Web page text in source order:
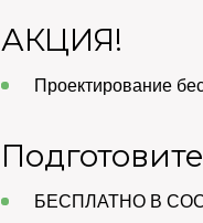
АКЦИЯ!
Проектирование
БЕСПЛАТНО В